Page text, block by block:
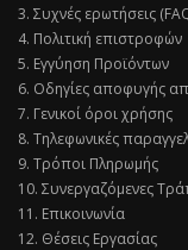
3. Συχνές ερωτήσεις
4. Πολιτική επιστροφών
5. Εγγύηση Προϊόντων
6. Οδηγίες αποφυγής
7. Γενικοί όροι χρήσης
8. Τηλεφωνικές
9. Τρόποι Πληρωμής
10. Συνεργαζόμενες
11. Επικοινωνία
12. Θέσεις Εργασίας